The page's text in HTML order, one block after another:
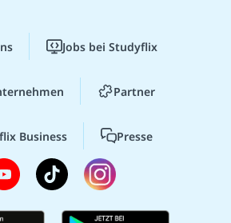
Jobs bei Studyflix
Partner
Business Presse